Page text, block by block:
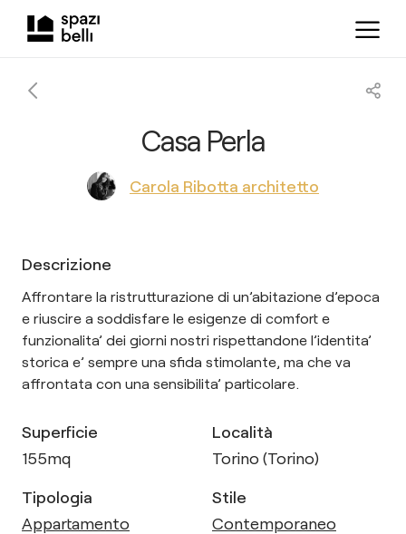
Casa Perla
Carola Ribotta architetto
Descrizione
Affrontare la ristrutturazione di un’abitazione d’epoca
e riuscire a soddisfare le esigenze di comfort e
funzionalita’ dei giorni nostri rispettandone l’identita’
storica e’ sempre una sfida stimolante, ma che va
affrontata con una sensibilita’ particolare.
Superficie
155mq
Località
Torino (Torino)
Tipologia
Appartamento
Stile
Contemporaneo